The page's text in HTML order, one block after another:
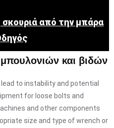
από την μπάρα
και βιδών
to instability and potential
for loose bolts and
and other components
size and type of wrench or